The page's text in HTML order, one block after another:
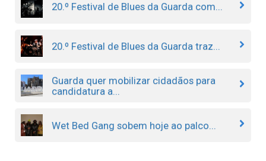
20.º Festival de Blues da Guarda com...
20.º Festival de Blues da Guarda traz...
Guarda quer mobilizar cidadãos para
candidatura a...
Wet Bed Gang sobem hoje ao palco...